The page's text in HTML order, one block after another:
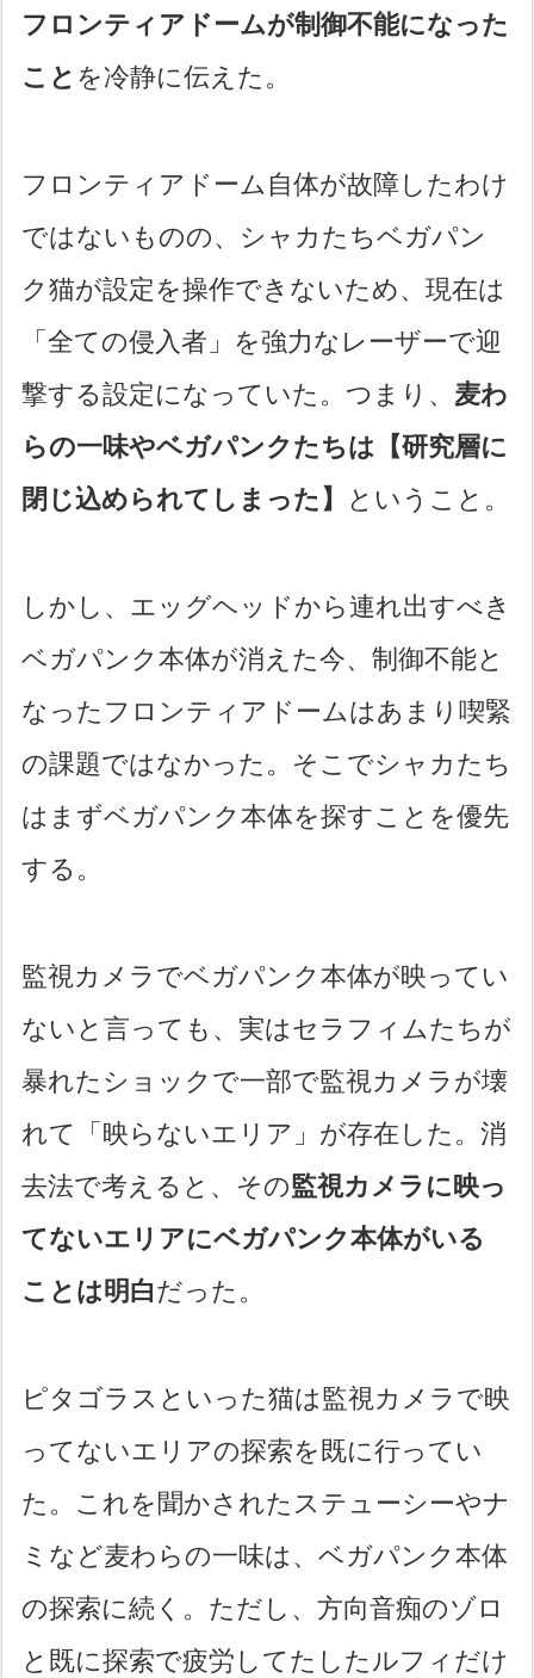
フロンティアドームが制御不能になった
こと を冷静に伝えた。
フロンティアドーム自体が故障したわけ
ではないものの、シャカたちベガパン
ク猫が設定を操作できないため、現在は
「全ての侵入者」を強力なレーザーで迎
撃する設定になっていた。つまり、 麦わ
らの一味やベガパンクたちは【研究層に
閉じ込められてしまった】
ということ。
しかし、エッグヘッドから連れ出すべき
ベガパンク本体が消えた今、制御不能と
なったフロンティアドームはあまり喫緊
の課題ではなかった。そこでシャカたち
はまずベガパンク本体を探すことを優先
する。
監視カメラでベガパンク本体が映ってい
ないと言っても、実はセラフィムたちが
暴れたショックで一部で監視カメラが壊
れて「映らないエリア」が存在した。消
去法で考えると、その監視カメラに映っ
てないエリアにベガパンク本体がいる
ことは明白だった。
ピタゴラスといった猫は監視カメラで映
ってないエリアの探索を既に行ってい
た。これを聞かされたステューシーやナ
ミなど麦わらの一味は、ベガパンク本体
の探索に続く。ただし、方向音痴のゾロ
と既に探索で疲労してたしたルフィだけ